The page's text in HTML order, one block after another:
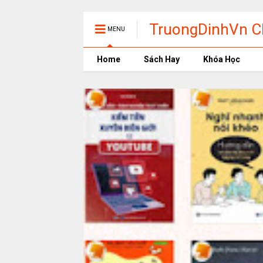
MENU
TruongDinhVn
phần mềm học
Home Sách Hay Khóa Học